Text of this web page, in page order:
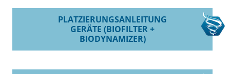
PLATZIERUNGSANLEITUNG
GERÄTE (BIOFILTER +
BIODYNAMIZER)